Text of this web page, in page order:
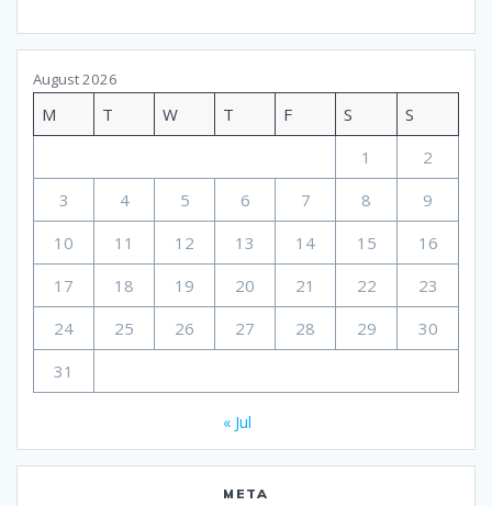
August 2026
M T W T F S
S
1
2
3
4 5 6 7 8
9
10
11 12 13 14 15
16
17
18 19 20 21 22
23
24
25 26 27 28 29
30
31
« Jul
META